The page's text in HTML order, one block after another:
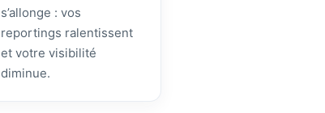
s’allonge : vos
reportings ralentissent
et votre visibilité
diminue.